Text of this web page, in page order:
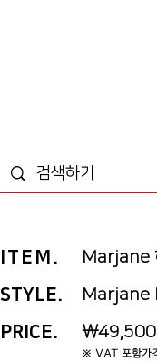
ITEM .
Marjane
STYLE.
Marjane
PRICE.
※ VAT 포함가
￦49,500